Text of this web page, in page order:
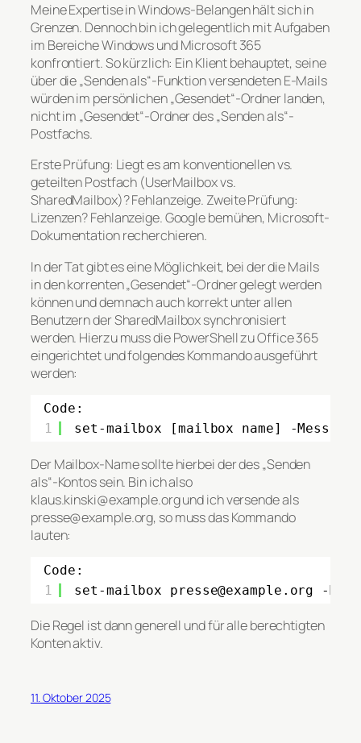
Meine Expertise in Windows-Belangen hält sich in
Grenzen. Dennoch bin ich gelegentlich mit Aufgaben
im Bereiche Windows und Microsoft 365
konfrontiert. So kürzlich: Ein Klient behauptet, seine
über die „Senden als“-Funktion versendeten E-Mails
würden im persönlichen „Gesendet“-Ordner landen,
nicht im „Gesendet“-Ordner des „Senden als“-
Postfachs.
Erste Prüfung: Liegt es am konventionellen vs.
geteilten Postfach (UserMailbox vs.
SharedMailbox)? Fehlanzeige. Zweite Prüfung:
Lizenzen? Fehlanzeige. Google bemühen, Microsoft-
Dokumentation recherchieren.
In der Tat gibt es eine Möglichkeit, bei der die Mails
in den korrenten „Gesendet“-Ordner gelegt werden
können und demnach auch korrekt unter allen
Benutzern der SharedMailbox synchronisiert
werden. Hierzu muss die PowerShell zu Office 365
eingerichtet und folgendes Kommando ausgeführt
werden:
Code:
1
set-mailbox [mailbox name] -
Der Mailbox-Name sollte hierbei der des „Senden
als“-Kontos sein. Bin ich also
klaus.kinski@example.org und ich versende als
presse@example.org, so muss das Kommando
lauten:
Code:
1
set-mailbox presse@example.org -
Die Regel ist dann generell und für alle berechtigten
Konten aktiv.
11. Oktober 2025